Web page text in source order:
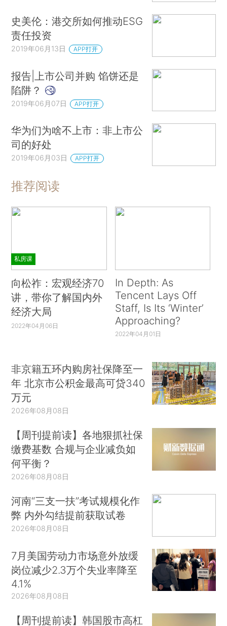
史美伦：港交所如何推动ESG
责任投资
2019年06月13日 APP打开
报告|上市公司并购 馅饼还是
陷阱？
2019年06月07日 APP打开
华为们为啥不上市：非上市公
司的好处
2019年06月03日 APP打开
推荐阅读
私房课
向松祚：宏观经济70
讲，带你了解国内外
经济大局
2022年04月06日
In Depth: As
Tencent Lays Off
Staff, Is Its ‘Winter’
Approaching?
2022年04月01日
非京籍五环内购房社保降至一
年 北京市公积金最高可贷340
万元
2026年08月08日
【周刊提前读】各地狠抓社保
缴费基数 合规与企业减负如
何平衡？
2026年08月08日
河南“三支一扶”考试规模化作
弊 内外勾结提前获取试卷
2026年08月08日
7月美国劳动力市场意外放缓
岗位减少2.3万个失业率降至
4.1%
2026年08月08日
【周刊提前读】韩国股市高杠